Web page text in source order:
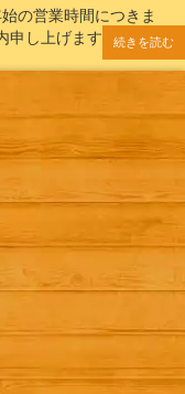
続きを読む
続きを読む
続きを読む
続きを読む
の営業時間につきま
申し上げます。 年続きを読む